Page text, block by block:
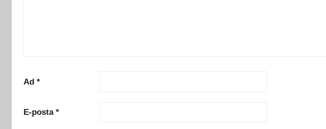
Ad *
E-posta *